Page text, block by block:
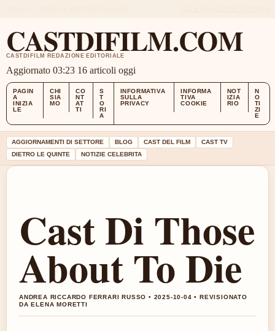
CASTDIFILM.COM
CASTDIFILM REDAZIONE EDITORIALE
Aggiornato 03:23 16 articoli oggi
PAGIN
A
INIZIA
LE
CHI
SIA
MO
CO
NT
AT
TI
S
T
O
RI
A
INFORMATIVA
SULLA
PRIVACY
INFORMA
TIVA
COOKIE
NOT
IZIA
RIO
N
O
TI
ZI
E
AGGIORNAMENTI DI SETTORE BLOG CAST DEL FILM
CAST TV
DIETRO LE QUINTE
NOTIZIE CELEBRITA
Cast Di Those
About To Die
ANDREA RICCARDO FERRARI RUSSO • 2025-10-04 • REVISIONATO
DA ELENA MORETTI